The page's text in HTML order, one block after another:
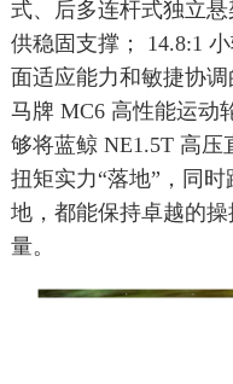
式、后多连杆式独立
供稳固支撑； 14.8:1
面适应能力和敏捷协
马牌 MC6 高性能运动
够将蓝鲸 NE1.5T 高压
扭矩实力“落地”，同
地，都能保持卓越的
量。